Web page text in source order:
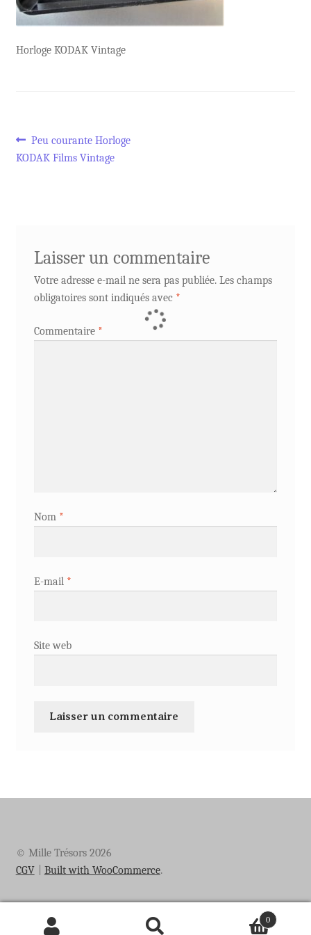
Horloge KODAK Vintage
Navigation
Article
précédent :
Peu courante Horloge
KODAK Films Vintage
Laisser un commentaire
Votre adresse e-mail ne sera pas publiée. Les champs
obligatoires sont indiqués avec *
Commentaire *
Nom *
E-mail *
Site web
© Mille Trésors 2026
CGV
Built with WooCommerce.
0